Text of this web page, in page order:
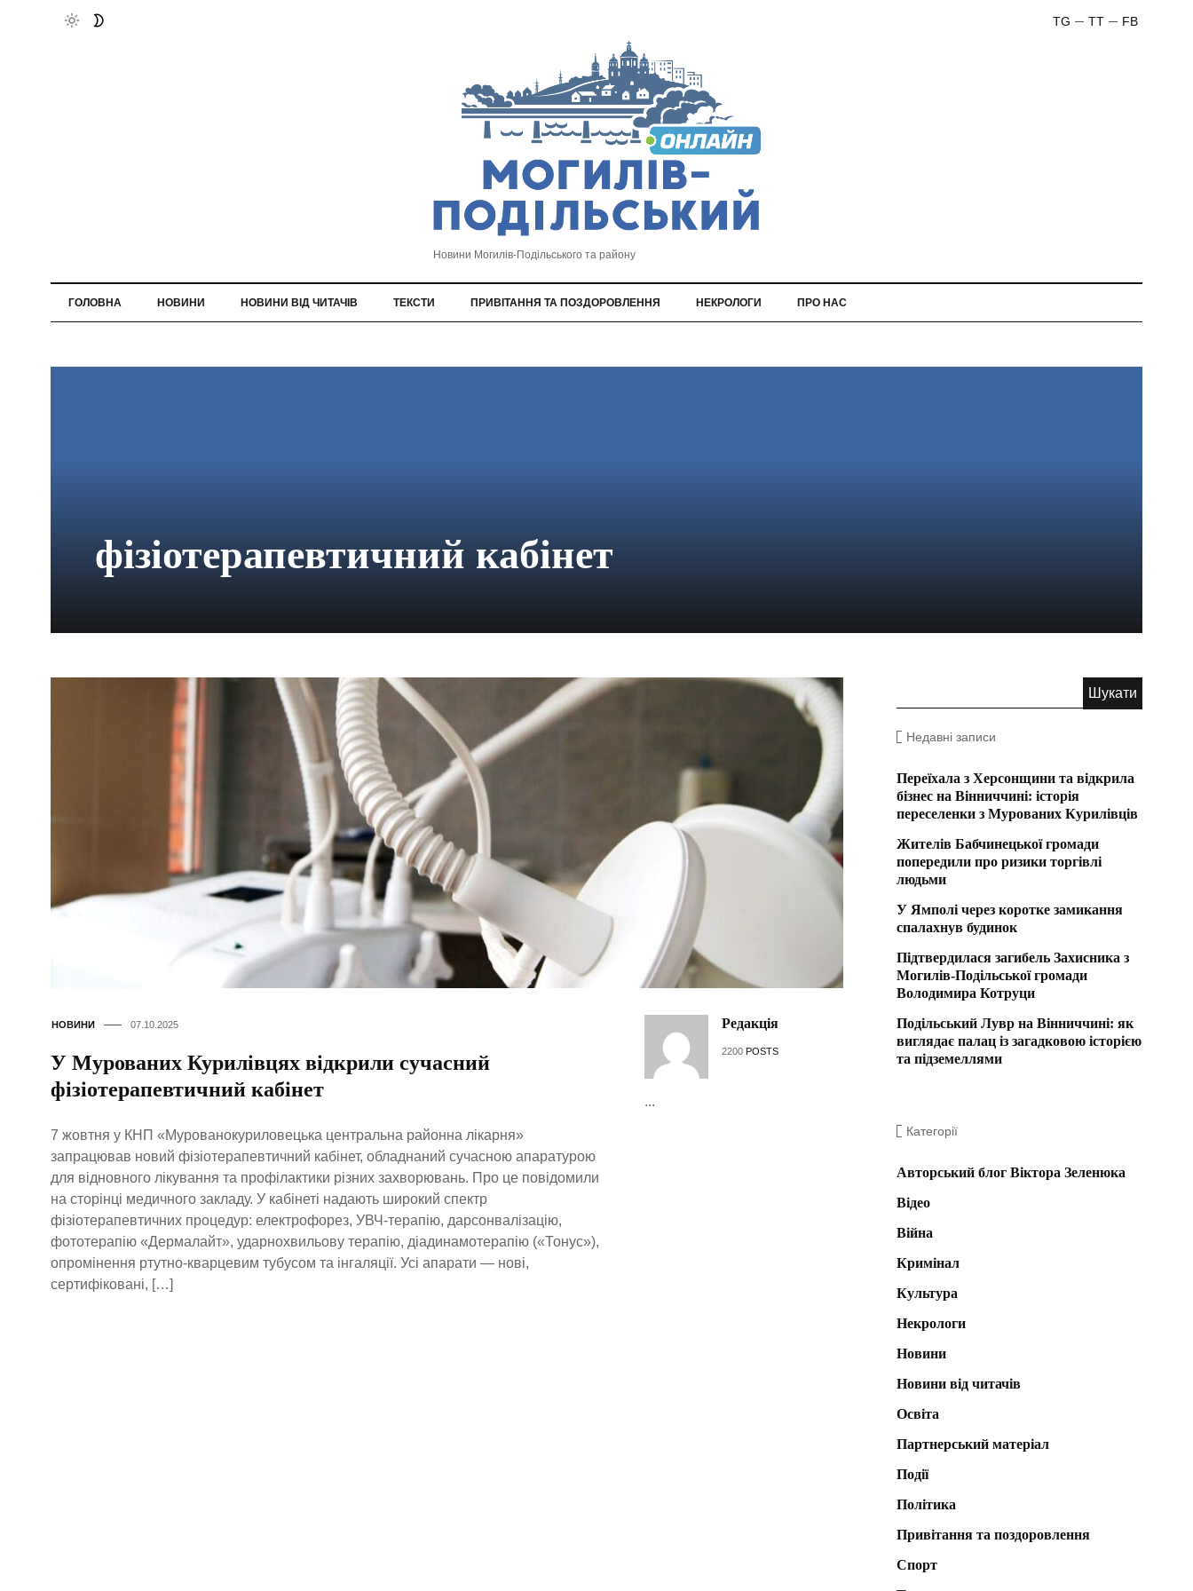
FB
TT
TG
Новини Могилів-Подільського та району
ГОЛОВНА НОВИНИ НОВИНИ ВІД ЧИТАЧІВ ТЕКСТИ ПРИВІТАННЯ ТА ПОЗДОРОВЛЕННЯ НЕКРОЛОГИ ПРО НАС
фізіотерапевтичний кабінет
НОВИНИ 07.10.2025
У Мурованих Курилівцях відкрили сучасний
фізіотерапевтичний кабінет
7 жовтня у КНП «Мурованокуриловецька центральна районна лікарня»
запрацював новий фізіотерапевтичний кабінет, обладнаний сучасною апаратурою
для відновного лікування та профілактики різних захворювань. Про це повідомили
на сторінці медичного закладу. У кабінеті надають широкий спектр
фізіотерапевтичних процедур: електрофорез, УВЧ-терапію, дарсонвалізацію,
фототерапію «Дермалайт», ударнохвильову терапію, діадинамотерапію («Тонус»),
опромінення ртутно-кварцевим тубусом та інгаляції. Усі апарати — нові,
сертифіковані, […]
Редакція
2200 POSTS
...
Недавні записи
Переїхала з Херсонщини та відкрила
бізнес на Вінниччині: історія
переселенки з Мурованих Курилівців
Жителів Бабчинецької громади
попередили про ризики торгівлі
людьми
У Ямполі через коротке замикання
спалахнув будинок
Підтвердилася загибель Захисника з
Могилів-Подільської громади
Володимира Котруци
Подільський Лувр на Вінниччині: як
виглядає палац із загадковою історією
та підземеллями
Категорії
Авторський блог Віктора Зеленюка
Відео
Війна
Кримінал
Культура
Некрологи
Новини
Новини від читачів
Освіта
Партнерський матеріал
Події
Політика
Привітання та поздоровлення
Спорт